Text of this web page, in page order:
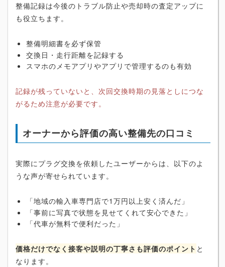
整備記録は今後のトラブル防止や売却時の査定アップに
も役立ちます。
整備明細書を必ず保管
交換日・走行距離を記録する
スマホのメモアプリやアプリで管理するのも有効
記録が残っていないと、次回交換時期の見落としにつな
がるため注意が必要です。
オーナーから評価の高い整備先の口コミ
実際にプラグ交換を依頼したユーザーからは、以下のよ
うな声が寄せられています。
「地域の輸入車専門店で1万円以上安く済んだ」
「事前に写真で状態を見せてくれて安心できた」
「代車が無料で便利だった」
価格だけでなく接客や説明の丁寧さも評価のポイント と
なります。